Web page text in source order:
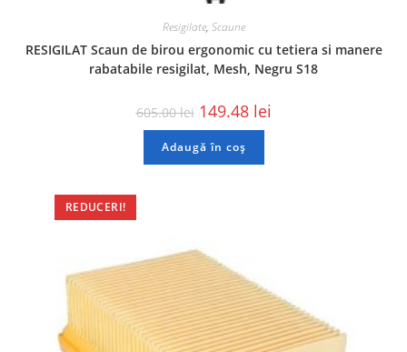
Resigilate, Scaune
RESIGILAT Scaun de birou ergonomic cu tetiera si manere
rabatabile resigilat, Mesh, Negru S18
605.00lei 149.48 lei
Adaugă în coș
REDUCERI!